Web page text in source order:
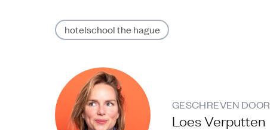
hotelschool the hague
GESCHREVEN DOOR
Loes Verputten